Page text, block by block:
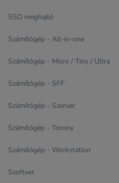
SSD meghajtó
Számítógép - All-in-one
Számítógép - Micro / Tiny / Ultra
Számítógép - SFF
Számítógép - Szerver
Számítógép - Torony
Számítógép - Workstation
Szoftver